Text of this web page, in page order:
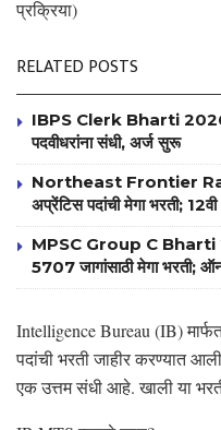
प्रक्रिया)
RELATED POSTS
IBPS Clerk Bharti 2026:
पदवीधरांना संधी, अर्ज सुरू
Northeast Frontier
अप्रेंटिस पदांची मेगा भरती;
MPSC Group C Bharti
5707 जागांसाठी मेगा भरती;
Intelligence Bureau (IB)
पदांची भरती जाहीर करण्यात
एक उत्तम संधी आहे. खाली या